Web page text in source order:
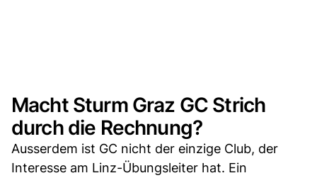
Macht Sturm Graz GC Strich
durch die Rechnung?
Ausserdem ist GC nicht der einzige Club, der
Interesse am Linz-Übungsleiter hat. Ein